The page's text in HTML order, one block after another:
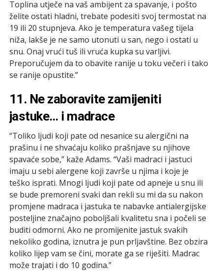
Toplina utječe na vaš ambijent za spavanje, i pošto
želite ostati hladni, trebate podesiti svoj termostat na
19 ili 20 stupnjeva. Ako je temperatura vašeg tijela
niža, lakše je ne samo utonuti u san, nego i ostati u
snu. Onaj vrući tuš ili vruća kupka su varljivi.
Preporučujem da to obavite ranije u toku večeri i tako
se ranije opustite.”
11. Ne zaboravite zamijeniti
jastuke… i madrace
“Toliko ljudi koji pate od nesanice su alergični na
prašinu i ne shvaćaju koliko prašnjave su njihove
spavaće sobe,” kaže Adams. “Vaši madraci i jastuci
imaju u sebi alergene koji završe u njima i koje je
teško isprati. Mnogi ljudi koji pate od apneje u snu ili
se bude premoreni svaki dan rekli su mi da su nakon
promjene madraca i jastuka te nabavke antialergijske
posteljine značajno poboljšali kvalitetu sna i počeli se
buditi odmorni. Ako ne promijenite jastuk svakih
nekoliko godina, iznutra je pun prljavštine. Bez obzira
koliko lijep vam se čini, morate ga se riješiti. Madrac
može trajati i do 10 godina.”